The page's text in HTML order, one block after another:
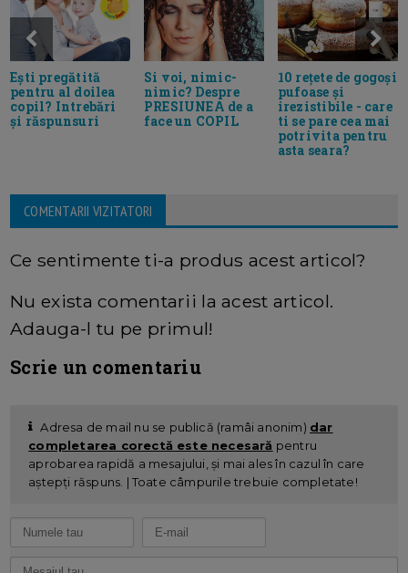
Ești pregătită
pentru al doilea
copil? Intrebări
și răspunsuri
Si voi, nimic-
nimic? Despre
PRESIUNEA de a
face un COPIL
10 rețete de gogoși
pufoase și
irezistibile - care
ti se pare cea mai
potrivita pentru
asta seara?
COMENTARII VIZITATORI
Ce sentimente ti-a produs acest articol?
Nu exista comentarii la acest articol.
Adauga-l tu pe primul!
Scrie un comentariu
Adresa de mail nu se publică (ramâi anonim) dar
completarea corectă este necesară pentru
aprobarea rapidă a mesajului, și mai ales în cazul în care
aștepți răspuns. | Toate câmpurile trebuie completate!